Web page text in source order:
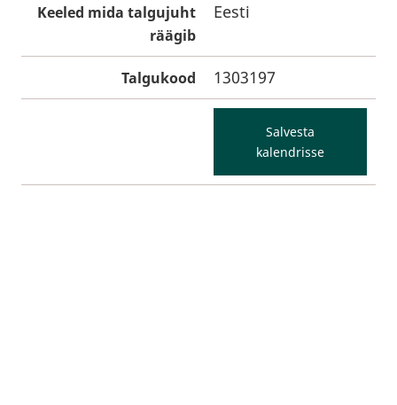
Keeled mida talgujuht
räägib
Eesti
Talgukood 1303197
Salvesta
kalendrisse